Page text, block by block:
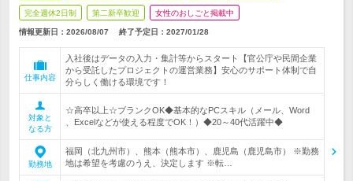
完全週休2日制 第二新卒歓迎 女性のおしごと掲載中
情報更新日：2026/08/07 終了予定日： 2027/01/28
仕事内容
入社後はデータの入力・集計等からスタート【官公庁や民間企業
から受託したプロジェクトの運営業務】安心のサポート体制で自
分らしく働ける環境です！
対象と
なる方
☆高卒以上☆ブランクOK◆基本的なPCスキル（メール、Word
、Excelなどが使える程度でOK！）◆20～40代活躍中◆
勤務地
福岡（北九州市）、熊本（熊本市）、鹿児島（鹿児島市） ※勤務
地は希望を考慮のうえ、決定します ※転…